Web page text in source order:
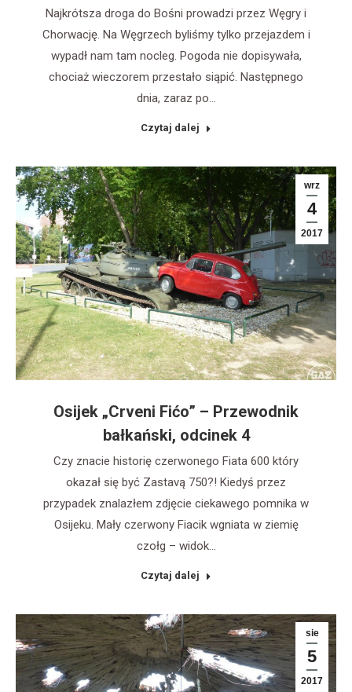
Najkrótsza droga do Bośni prowadzi przez Węgry i
Chorwację. Na Węgrzech byliśmy tylko przejazdem i
wypadł nam tam nocleg. Pogoda nie dopisywała,
chociaż wieczorem przestało siąpić. Następnego
dnia, zaraz po…
Czytaj dalej
wrz
4
2017
Osijek „Crveni Fićo” – Przewodnik
bałkański, odcinek 4
Czy znacie historię czerwonego Fiata 600 który
okazał się być Zastavą 750?! Kiedyś przez
przypadek znalazłem zdjęcie ciekawego pomnika w
Osijeku. Mały czerwony Fiacik wgniata w ziemię
czołg – widok…
Czytaj dalej
sie
5
2017